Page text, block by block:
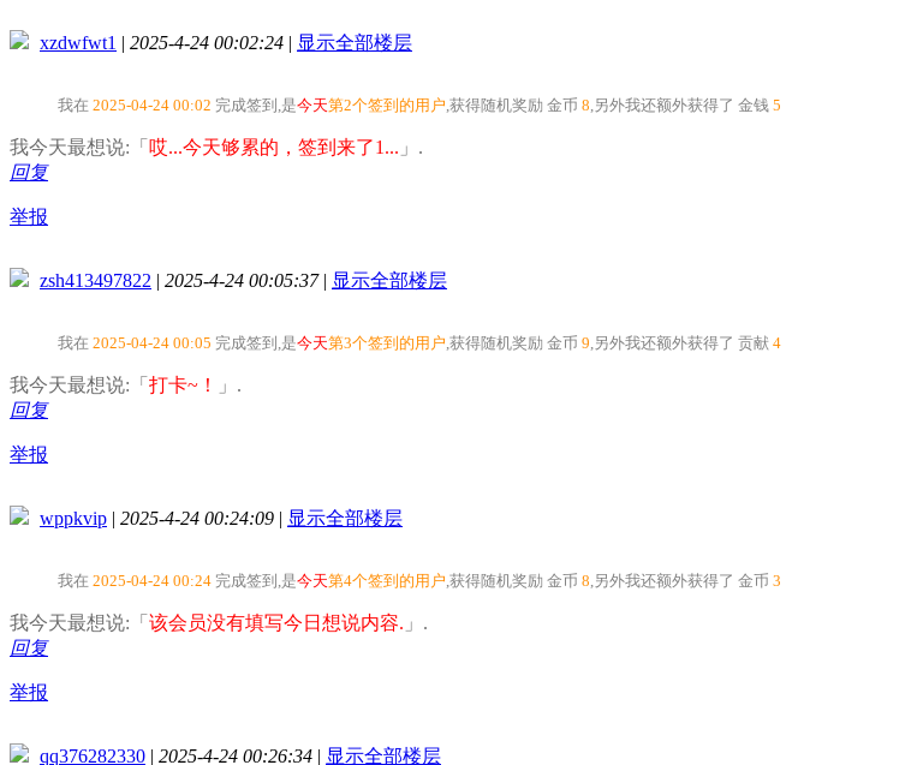
xzdwfwt1 | 2025-4-24 00:02:24 | 显示全部楼层
我在 2025-04-24 00:02 完成签到,是今天第2个签到的用户 ,获得随机奖励 金币 8 ,另外我还额外获得了 金钱 5
我今天最想说:「 哎...今天够累的，签到来了1... 」.
回复
举报
zsh413497822 | 2025-4-24 00:05:37 | 显示全部楼层
我在 2025-04-24 00:05 完成签到,是今天第3个签到的用户 ,获得随机奖励 金币 9 ,另外我还额外获得了 贡献 4
我今天最想说:「 打卡~！
」.
回复
举报
wppkvip | 2025-4-24 00:24:09 | 显示全部楼层
我在 2025-04-24 00:24 完成签到,是今天第4个签到的用户 ,获得随机奖励 金币 8 ,另外我还额外获得了 金币 3
我今天最想说:「 该会员没有填写今日想说内容. 」.
回复
举报
qq376282330 | 2025-4-24 00:26:34 | 显示全部楼层